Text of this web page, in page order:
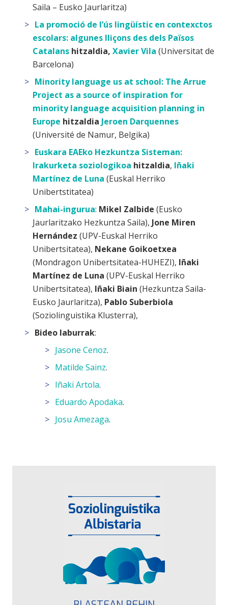
Saila – Eusko Jaurlaritza)
La promoció de l’ús lingüístic en contexctos
escolars: algunes lliçons des dels Països
Catalans hitzaldia, Xavier Vila (Universitat de
Barcelona)
Minority language us at school: The Arrue
Project as a source of inspiration for
minority language acquisition planning in
Europe hitzaldia Jeroen Darquennes
(Université de Namur, Belgika)
Euskara EAEko Hezkuntza Sisteman:
Irakurketa soziologikoa hitzaldia, Iñaki
Martínez de Luna (Euskal Herriko
Unibertstitatea)
Mahai-ingurua: Mikel Zalbide (Eusko
Jaurlaritzako Hezkuntza Saila), Jone Miren
Hernández (UPV-Euskal Herriko
Unibertsitatea), Nekane Goikoetxea
(Mondragon Unibertsitatea-HUHEZI), Iñaki
Martínez de Luna (UPV-Euskal Herriko
Unibertsitatea), Iñaki Biain (Hezkuntza Saila-
Eusko Jaurlaritza), Pablo Suberbiola
(Soziolinguistika Klusterra),
Bideo laburrak:
Jasone Cenoz.
Matilde Sainz.
Iñaki Artola.
Eduardo Apodaka.
Josu Amezaga.